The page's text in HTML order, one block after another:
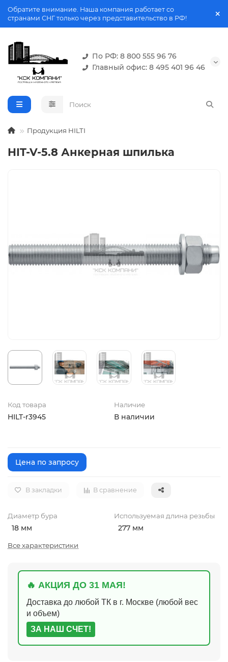
Обратите внимание. Наша компания работает со
странами СНГ только через представительство в РФ!
По РФ: 8 800 555 96 76
Главный офис: 8 495 401 96 46
Продукция HILTI
HIT-V-5.8 Анкерная шпилька
Код товара
HILT-r3945
Наличие
В наличии
Цена по запросу
В закладки В сравнение
Диаметр бура
18 мм
Используемая длина резьбы
277 мм
Все характеристики
🔥 АКЦИЯ ДО 31 МАЯ!
Доставка до любой ТК в г. Москве (любой вес
и объем)
ЗА НАШ СЧЕТ!